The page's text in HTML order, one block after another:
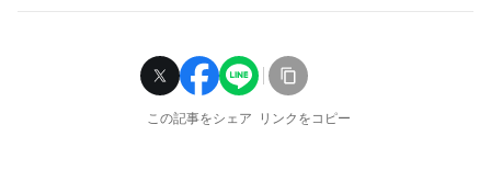
この記事をシェア リンクをコピー